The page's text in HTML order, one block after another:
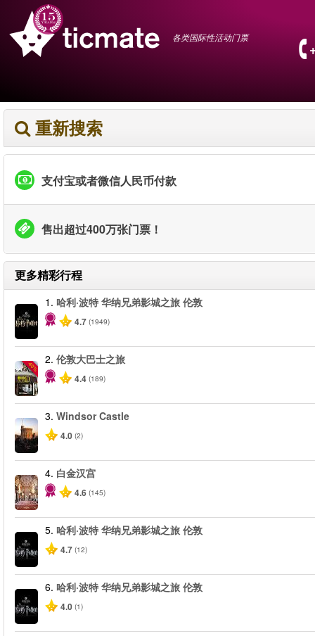
各类国际性活动门票
重新搜索
支付宝或者微信人民币付款
售出超过400万张门票！
更多精彩行程
1. 哈利·波特 华纳兄弟影城之旅 伦敦
4.7 (1949)
-40%
2. 伦敦大巴士之旅
4.4 (189)
3. Windsor Castle
4.0 (2)
4. 白金汉宫
4.6 (145)
5. 哈利·波特 华纳兄弟影城之旅 伦敦
4.7 (12)
6. 哈利·波特 华纳兄弟影城之旅 伦敦
4.0 (1)